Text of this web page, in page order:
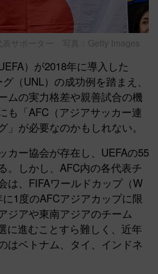
表サポーター 写真：Getty Images
）が2018年に導入した
（UNL）の成功例を踏まえ、
ムの実力格差や親善試合の機
も「AFC（アジアサッカー連
」が必要なのかもしれない。
カー協会が存在し、UEFAの55
。しかし、AFC内の各代表チ
は、FIFAワールドカップ（W
1度のAFCアジアカップに限
ジアや東南アジアのチーム
に進むことすら難しく、近年
はベトナム、タイ、インドネ